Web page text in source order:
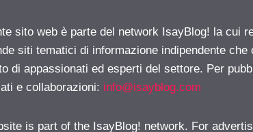
sito web è parte del network IsayBlog! la cui
siti tematici di informazione indipendente che
di appassionati ed esperti del settore. Per
e collaborazioni: info@isayblog.com
is part of the IsayBlog! network. For